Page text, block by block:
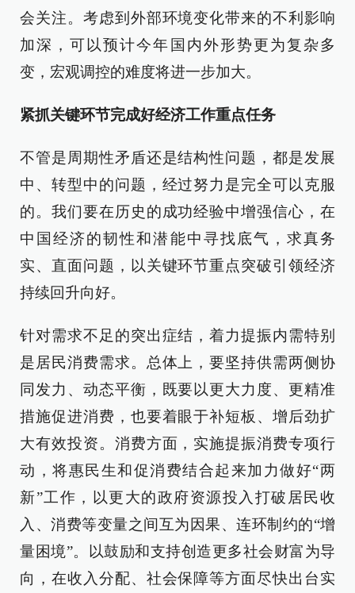
会关注。考虑到外部环境变化带来的不利影响
加深，可以预计今年国内外形势更为复杂多
变，宏观调控的难度将进一步加大。
紧抓关键环节完成好经济工作重点任务
不管是周期性矛盾还是结构性问题，都是发展
中、转型中的问题，经过努力是完全可以克服
的。我们要在历史的成功经验中增强信心，在
中国经济的韧性和潜能中寻找底气，求真务
实、直面问题，以关键环节重点突破引领经济
持续回升向好。
针对需求不足的突出症结，着力提振内需特别
是居民消费需求。总体上，要坚持供需两侧协
同发力、动态平衡，既要以更大力度、更精准
措施促进消费，也要着眼于补短板、增后劲扩
大有效投资。消费方面，实施提振消费专项行
动，将惠民生和促消费结合起来加力做好“两
新”工作，以更大的政府资源投入打破居民收
入、消费等变量之间互为因果、连环制约的“增
量困境”。以鼓励和支持创造更多社会财富为导
向，在收入分配、社会保障等方面尽快出台实